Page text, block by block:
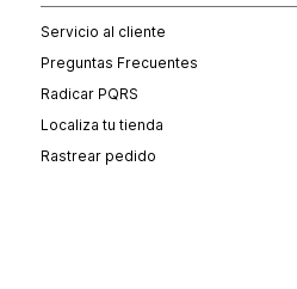
Servicio al cliente
Preguntas Frecuentes
Radicar PQRS
Localiza tu tienda
Rastrear pedido